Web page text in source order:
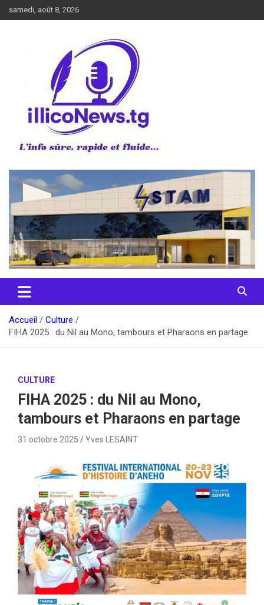
au
samedi, août 8, 2026
illiconews
Accueil
Culture
FIHA 2025 : du Nil au Mono, tambours et Pharaons en partage
CULTURE
FIHA 2025 : du Nil au Mono,
tambours et Pharaons en partage
31 octobre 2025 Yves LESAINT